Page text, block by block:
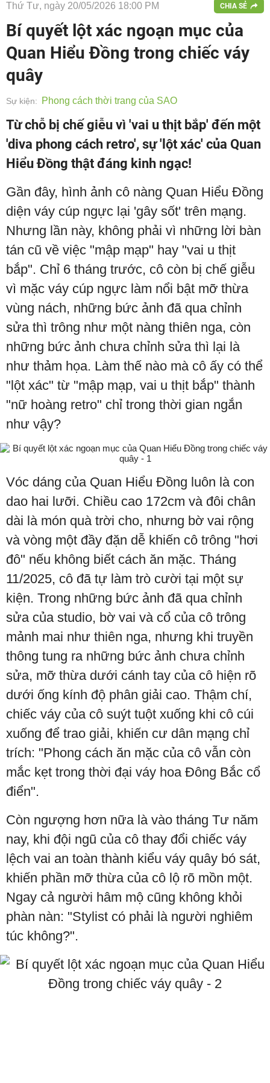
Thứ Tư, ngày 20/05/2026 18:00 PM CHIA SẺ
Bí quyết lột xác ngoạn mục của
Quan Hiểu Đồng trong chiếc váy
quây
Sự kiện: Phong cách thời trang của SAO
Từ chỗ bị chế giễu vì 'vai u thịt bắp' đến một
'diva phong cách retro', sự 'lột xác' của Quan
Hiểu Đồng thật đáng kinh ngạc!
Gần đây, hình ảnh cô nàng Quan Hiểu Đồng
diện váy cúp ngực lại 'gây sốt' trên mạng.
Nhưng lần này, không phải vì những lời bàn
tán cũ về việc "mập mạp" hay "vai u thịt
bắp". Chỉ 6 tháng trước, cô còn bị chế giễu
vì mặc váy cúp ngực làm nổi bật mỡ thừa
vùng nách, những bức ảnh đã qua chỉnh
sửa thì trông như một nàng thiên nga, còn
những bức ảnh chưa chỉnh sửa thì lại là
như thảm họa. Làm thế nào mà cô ấy có thể
"lột xác" từ "mập mạp, vai u thịt bắp" thành
"nữ hoàng retro" chỉ trong thời gian ngắn
như vậy?
Vóc dáng của Quan Hiểu Đồng luôn là con
dao hai lưỡi. Chiều cao 172cm và đôi chân
dài là món quà trời cho, nhưng bờ vai rộng
và vòng một đầy đặn dễ khiến cô trông "hơi
đô" nếu không biết cách ăn mặc. Tháng
11/2025, cô đã tự làm trò cười tại một sự
kiện. Trong những bức ảnh đã qua chỉnh
sửa của studio, bờ vai và cổ của cô trông
mảnh mai như thiên nga, nhưng khi truyền
thông tung ra những bức ảnh chưa chỉnh
sửa, mỡ thừa dưới cánh tay của cô hiện rõ
dưới ống kính độ phân giải cao. Thậm chí,
chiếc váy của cô suýt tuột xuống khi cô cúi
xuống để trao giải, khiến cư dân mạng chỉ
trích: "Phong cách ăn mặc của cô vẫn còn
mắc kẹt trong thời đại váy hoa Đông Bắc cổ
điển".
Còn ngượng hơn nữa là vào tháng Tư năm
nay, khi đội ngũ của cô thay đổi chiếc váy
lệch vai an toàn thành kiểu váy quây bó sát,
khiến phần mỡ thừa của cô lộ rõ mồn một.
Ngay cả người hâm mộ cũng không khỏi
phàn nàn: "Stylist có phải là người nghiêm
túc không?".